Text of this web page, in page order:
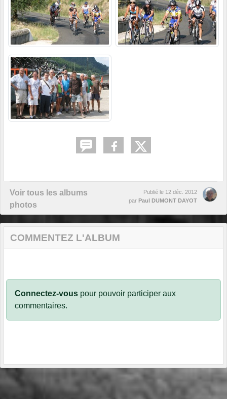
Voir tous les albums
photos
Publié le 12 déc. 2012
par Paul DUMONT DAYOT
COMMENTEZ L'ALBUM
Connectez-vous pour pouvoir participer aux
commentaires.